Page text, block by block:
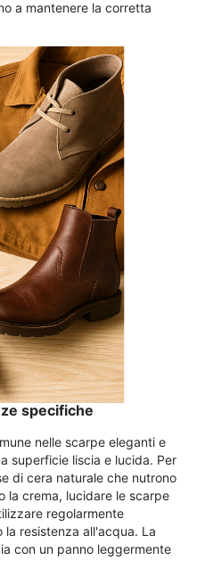
a mantenere la corretta
specifiche
nelle scarpe eleganti e
superficie liscia e lucida. Per
di cera naturale che nutrono
la crema, lucidare le scarpe
regolarmente
resistenza all'acqua. La
con un panno leggermente